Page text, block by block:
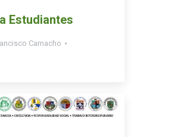
Estudiantes
Camacho